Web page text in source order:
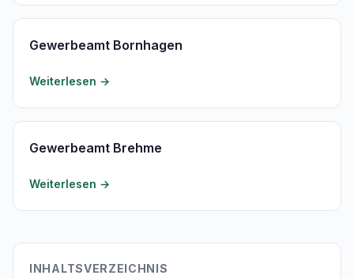
Gewerbeamt Bornhagen
Weiterlesen →
Gewerbeamt Brehme
Weiterlesen →
INHALTSVERZEICHNIS